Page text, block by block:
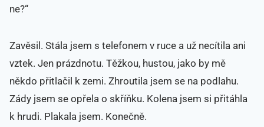
ne?“
Zavěsil. Stála jsem s telefonem v ruce a už necítila ani
vztek. Jen prázdnotu. Těžkou, hustou, jako by mě
někdo přitlačil k zemi. Zhroutila jsem se na podlahu.
Zády jsem se opřela o skříňku. Kolena jsem si přitáhla
k hrudi. Plakala jsem. Konečně.